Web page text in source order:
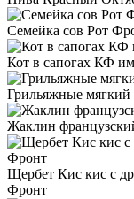
Семейка сов Рот
Кот в сапогах КФ
Грильяжные
Жаклин
Щербет Кис кис с
Фронт